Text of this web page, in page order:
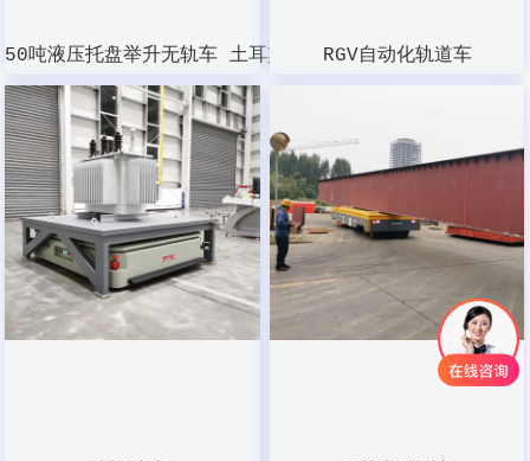
50吨液压托盘举升无轨车 土耳其 RGV自动化轨道车